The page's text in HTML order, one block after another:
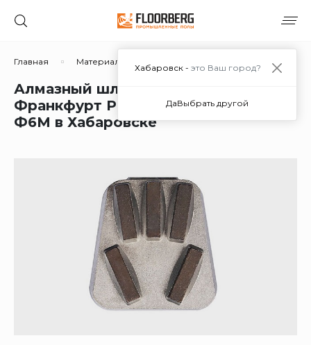
Главная Материалы Дополнительные материалы
Алмазный шлифовальный
Франкфурт Ресурс000 1600/1250
Ф6М в Хабаровске
Хабаровск - это Ваш город?
ДаВыбрать другой